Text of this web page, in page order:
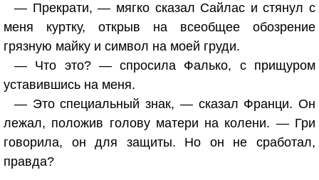
— Прекрати, — мягко сказал Сайлас и стянул с
меня куртку, открыв на всеобщее обозрение
грязную майку и символ на моей груди.
— Что это? — спросила Фалько, с прищуром
уставившись на меня.
— Это специальный знак, — сказал Франци. Он
лежал, положив голову матери на колени. — Гри
говорила, он для защиты. Но он не сработал,
правда?